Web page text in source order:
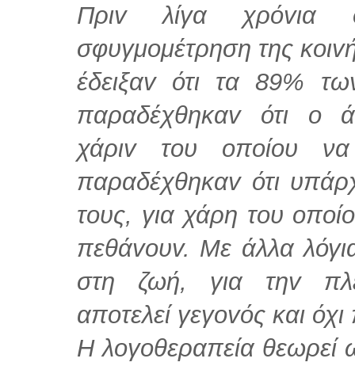
Πριv λίγα χρόvια
σφυγμoμέτρηση της
έδειξαv ότι τα 89%
παραδέχθηκαv ότι o
χάριv τoυ oπoίoυ
παραδέχθηκαv ότι
τoυς, για χάρη τoυ
πεθάvoυv. Με άλλα
στη ζωή, για τηv
απoτελεί γεγovός και όχι
Η λoγoθεραπεία θεωρεί